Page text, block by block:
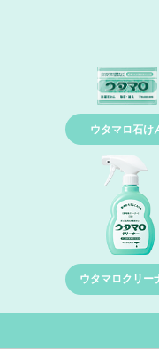
ウタマロ石け
ウタマロクリー